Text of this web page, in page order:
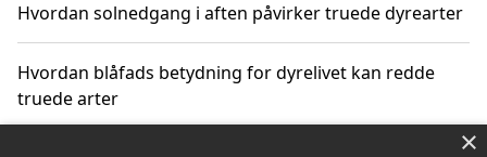
Hvordan solnedgang i aften påvirker truede dyrearter
Hvordan blåfads betydning for dyrelivet kan redde
truede arter
×